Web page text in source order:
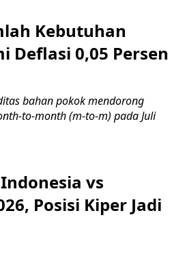
Kebutuhan
Deflasi 0,05 Persen
bahan pokok mendorong
to-month (m-to-m) pada Juli
vs
Posisi Kiper Jadi